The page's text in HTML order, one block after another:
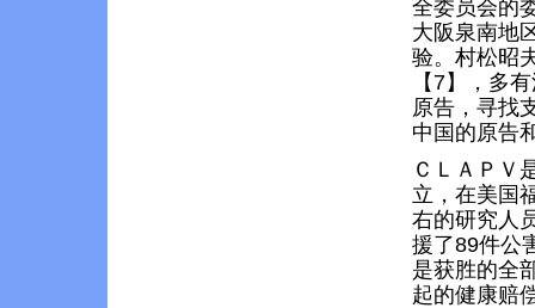
全委员会的
大阪泉南地
验。村松昭
【7】，多
原告，寻找
中国的原告
ＣＬＡＰＶ
立，在美国
右的研究人
援了89件公
是获胜的全
起的健康赔